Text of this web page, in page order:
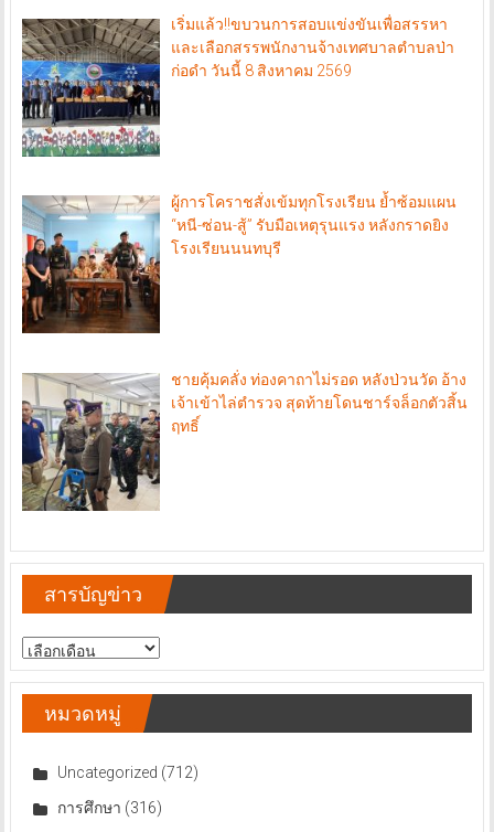
เริ่มแล้ว!!ขบวนการสอบแข่งขันเพื่อสรรหา
และเลือกสรรพนักงานจ้างเทศบาลตำบลป่า
ก่อดำ วันนี้ 8 สิงหาคม 2569
ผู้การโคราชสั่งเข้มทุกโรงเรียน ย้ำซ้อมแผน
“หนี-ซ่อน-สู้” รับมือเหตุรุนแรง หลังกราดยิง
โรงเรียนนนทบุรี
ชายคุ้มคลั่ง ท่องคาถาไม่รอด หลังป่วนวัด อ้าง
เจ้าเข้าไล่ตำรวจ สุดท้ายโดนชาร์จล็อกตัวสิ้น
ฤทธิ์
สารบัญข่าว
สารบัญ
ข่าว
หมวดหมู่
Uncategorized (712)
การศึกษา (316)